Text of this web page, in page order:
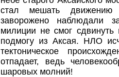
стал мешать движению
заворожено наблюдали
милиции не смог
подмогу из Аксая. НЛО
тектоническое
отпадает, ведь
шаровых молний!